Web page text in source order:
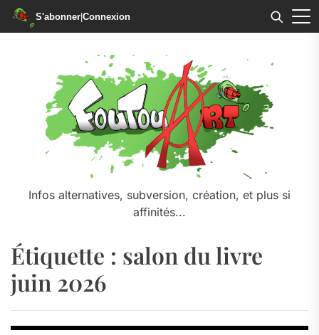
S'abonner|Connexion
Infos alternatives, subversion, création, et plus si
affinités...
Étiquette : salon du livre
juin 2026